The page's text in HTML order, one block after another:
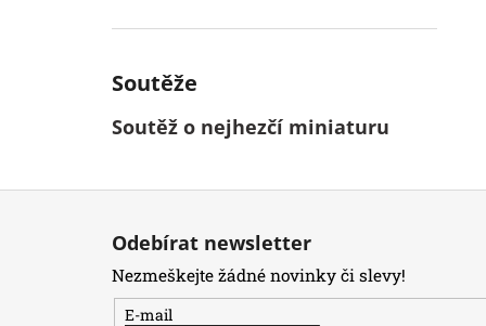
Soutěže
Soutěž o nejhezčí miniaturu
Z
Odebírat newsletter
Nezmeškejte žádné novinky či slevy!
E-mail